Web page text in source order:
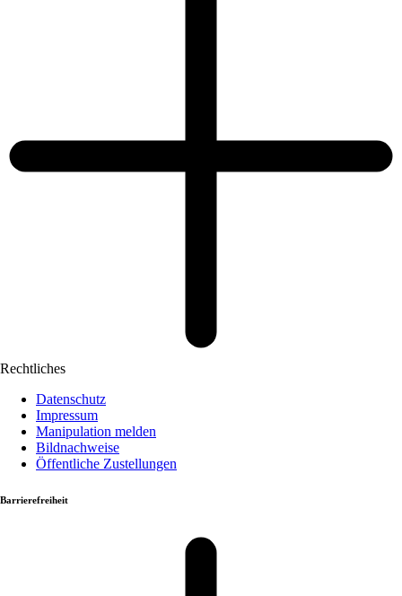
Rechtliches
Datenschutz
Impressum
Manipulation melden
Bildnachweise
Öffentliche Zustellungen
Barrierefreiheit